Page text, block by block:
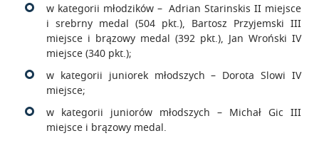
w kategorii młodzików – Adrian Starinskis II miejsce
i srebrny medal (504 pkt.), Bartosz Przyjemski III
miejsce i brązowy medal (392 pkt.), Jan Wroński IV
miejsce (340 pkt.);
w kategorii juniorek młodszych – Dorota Slowi IV
miejsce;
w kategorii juniorów młodszych – Michał Gic III
miejsce i brązowy medal.